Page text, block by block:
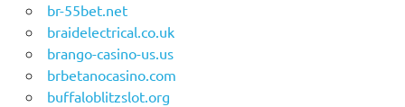
br-55bet.net
braidelectrical.co.uk
brango-casino-us.us
brbetanocasino.com
buffaloblitzslot.org